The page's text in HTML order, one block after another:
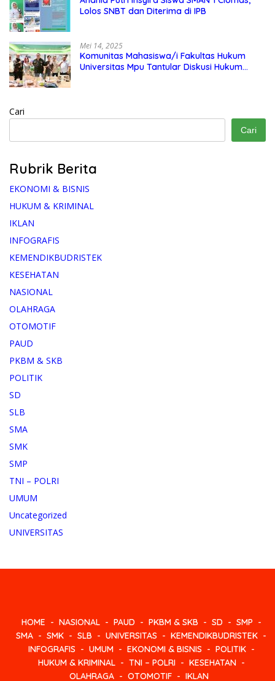
Lolos SNBT dan Diterima di IPB
Mei 14, 2025
Komunitas Mahasiswa/i Fakultas Hukum
Universitas Mpu Tantular Diskusi Hukum
Cari
Cari
Rubrik Berita
EKONOMI & BISNIS
HUKUM & KRIMINAL
IKLAN
INFOGRAFIS
KEMENDIKBUDRISTEK
KESEHATAN
NASIONAL
OLAHRAGA
OTOMOTIF
PAUD
PKBM & SKB
POLITIK
SD
SLB
SMA
SMK
SMP
TNI – POLRI
UMUM
Uncategorized
UNIVERSITAS
HOME NASIONAL PAUD PKBM & SKB SD
SMP
SMA
SMK SLB UNIVERSITAS
KEMENDIKBUDRISTEK
INFOGRAFIS
UMUM EKONOMI & BISNIS
POLITIK
HUKUM & KRIMINAL
TNI – POLRI
KESEHATAN
OLAHRAGA
OTOMOTIF IKLAN